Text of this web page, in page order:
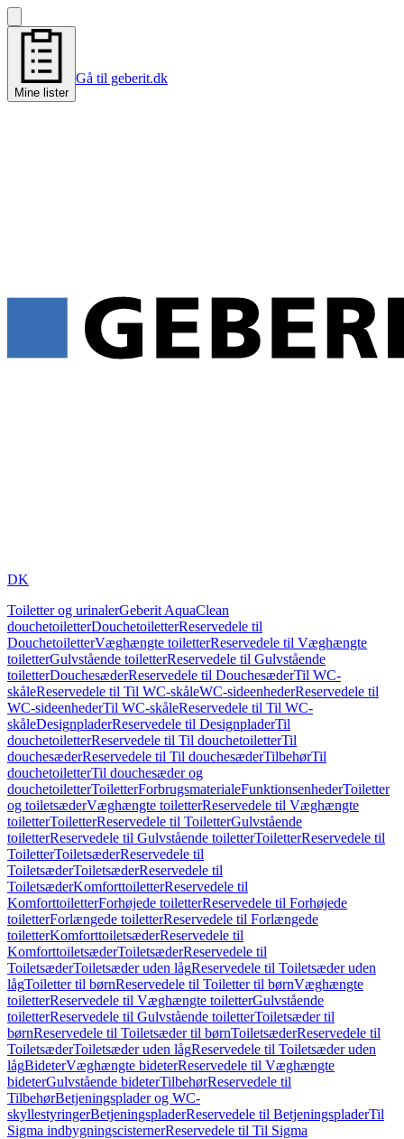
Mine lister
Gå til geberit.dk
DK
Toiletter og urinalerGeberit AquaClean
douchetoiletterDouchetoiletterReservedele til
DouchetoiletterVæghængte toiletterReservedele til Væghængte
toiletterGulvstående toiletterReservedele til Gulvstående
toiletterDouchesæderReservedele til DouchesæderTil WC-
skåleReservedele til Til WC-skåleWC-sideenhederReservedele til
WC-sideenhederTil WC-skåleReservedele til Til WC-
skåleDesignpladerReservedele til DesignpladerTil
douchetoiletterReservedele til Til douchetoiletterTil
douchesæderReservedele til Til douchesæderTilbehørTil
douchetoiletterTil douchesæder og
douchetoiletterToiletterForbrugsmaterialeFunktionsenhederToiletter
og toiletsæderVæghængte toiletterReservedele til Væghængte
toiletterToiletterReservedele til ToiletterGulvstående
toiletterReservedele til Gulvstående toiletterToiletterReservedele til
ToiletterToiletsæderReservedele til
ToiletsæderToiletsæderReservedele til
ToiletsæderKomforttoiletterReservedele til
KomforttoiletterForhøjede toiletterReservedele til Forhøjede
toiletterForlængede toiletterReservedele til Forlængede
toiletterKomforttoiletsæderReservedele til
KomforttoiletsæderToiletsæderReservedele til
ToiletsæderToiletsæder uden lågReservedele til Toiletsæder uden
lågToiletter til børnReservedele til Toiletter til børnVæghængte
toiletterReservedele til Væghængte toiletterGulvstående
toiletterReservedele til Gulvstående toiletterToiletsæder til
børnReservedele til Toiletsæder til børnToiletsæderReservedele til
ToiletsæderToiletsæder uden lågReservedele til Toiletsæder uden
lågBideterVæghængte bideterReservedele til Væghængte
bideterGulvstående bideterTilbehørReservedele til
TilbehørBetjeningsplader og WC-
skyllestyringerBetjeningspladerReservedele til BetjeningspladerTil
Sigma indbygningscisternerReservedele til Til Sigma